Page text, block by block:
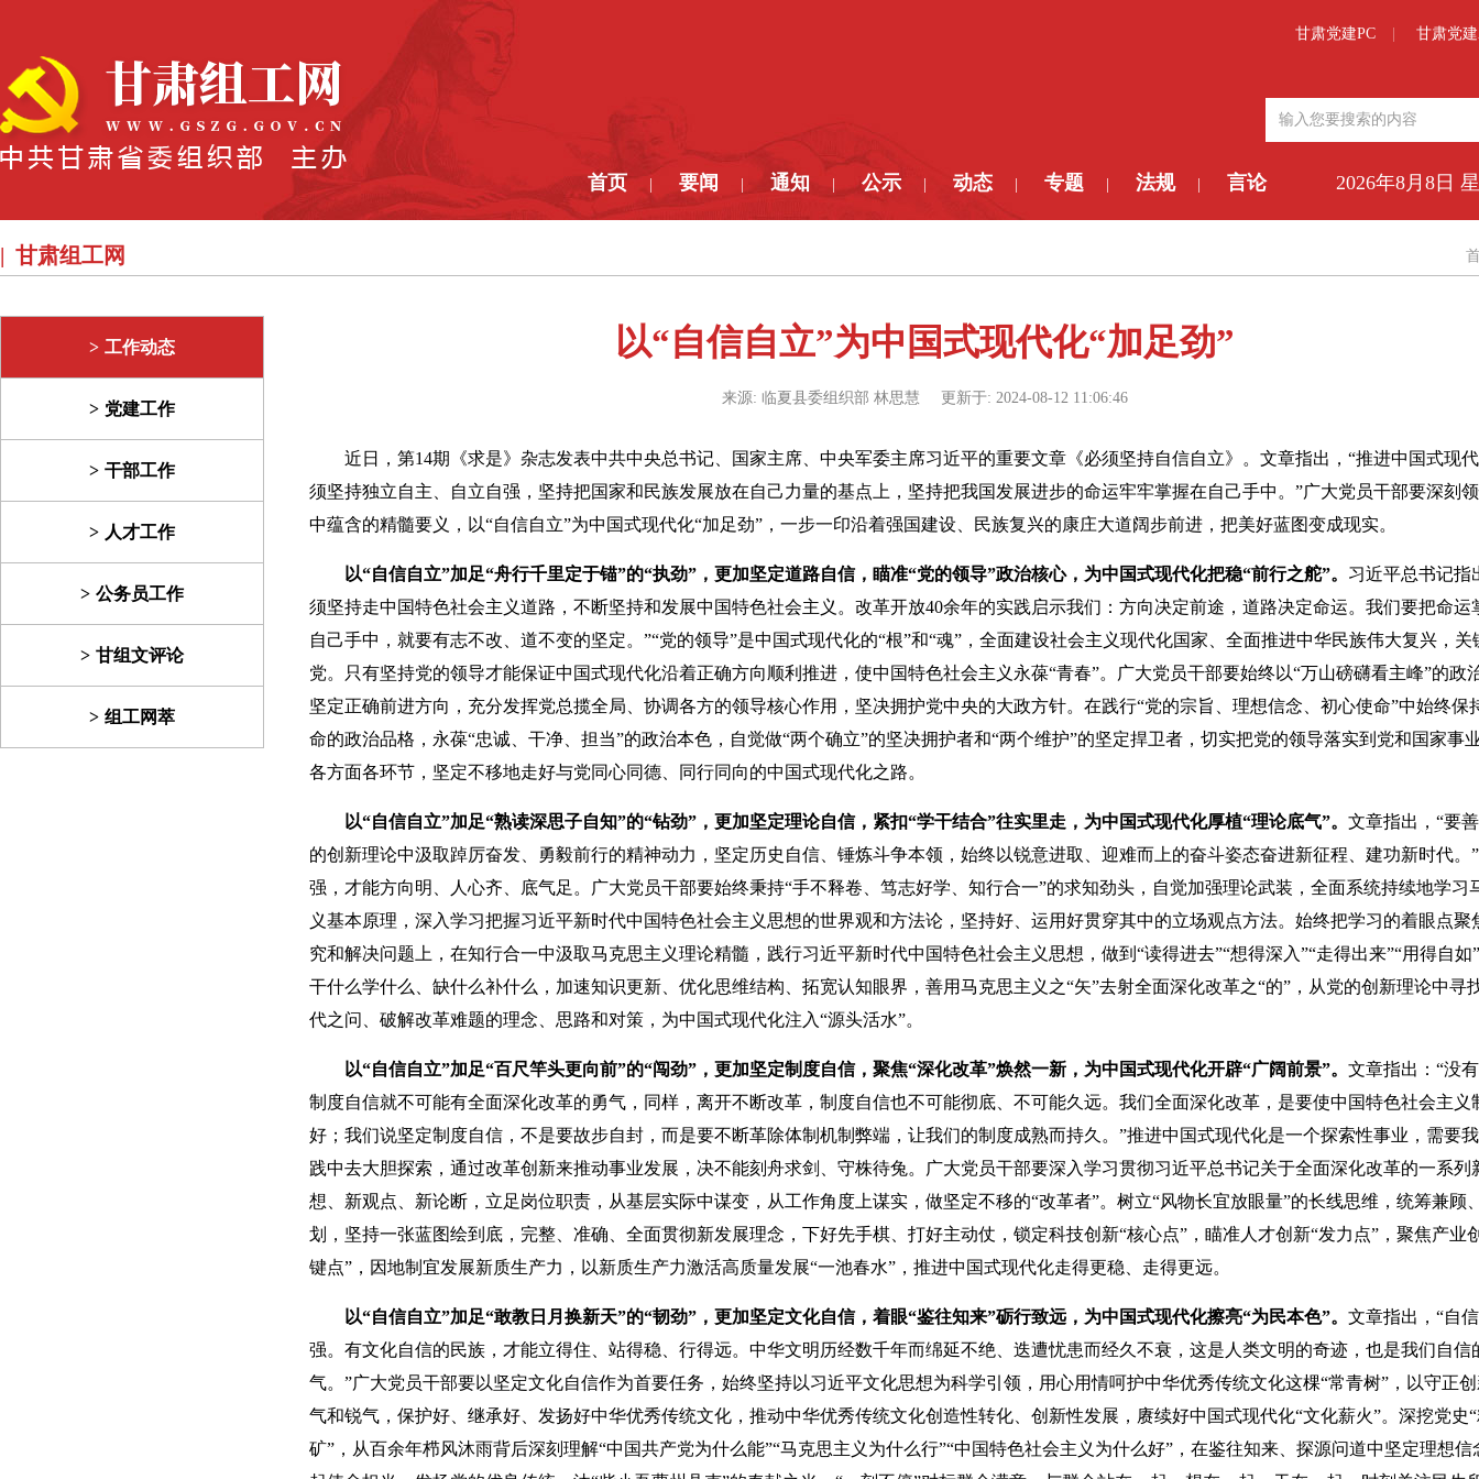
甘肃党建PC 甘肃党
首页 要闻 通知 公示 动态 专题 法规 言论 2026年8月8日
甘肃组工网
工作动态
党建工作
干部工作
人才工作
公务员工作
甘组文评论
组工网萃
以“自信自立”为中国式现代化“加足劲”
来源: 临夏县委组织部 林思慧 更新于: 2024-08-12 11:06:46
近日，第14期《求是》杂志发表中共中央总书记、国家主席、中央军委主席习近平的重要文章《必须坚持自信自立》。文章指出，“推进中国式现
须坚持独立自主、自立自强，坚持把国家和民族发展放在自己力量的基点上，坚持把我国发展进步的命运牢牢掌握在自己手中。”广大党员干部要深刻
中蕴含的精髓要义，以“自信自立”为中国式现代化“加足劲”，一步一印沿着强国建设、民族复兴的康庄大道阔步前进，把美好蓝图变成现实。
以“自信自立”加足“舟行千里定于锚”的“执劲”，更加坚定道路自信，瞄准“党的领导”政治核心，为中国式现代化把稳“前行之舵”。 习近平总书记指
须坚持走中国特色社会主义道路，不断坚持和发展中国特色社会主义。改革开放40余年的实践启示我们：方向决定前途，道路决定命运。我们要把命运
自己手中，就要有志不改、道不变的坚定。”“党的领导”是中国式现代化的“根”和“魂”，全面建设社会主义现代化国家、全面推进中华民族伟大复兴，关
党。只有坚持党的领导才能保证中国式现代化沿着正确方向顺利推进，使中国特色社会主义永葆“青春”。广大党员干部要始终以“万山磅礴看主峰”的政
坚定正确前进方向，充分发挥党总揽全局、协调各方的领导核心作用，坚决拥护党中央的大政方针。在践行“党的宗旨、理想信念、初心使命”中始终保
命的政治品格，永葆“忠诚、干净、担当”的政治本色，自觉做“两个确立”的坚决拥护者和“两个维护”的坚定捍卫者，切实把党的领导落实到党和国家事
各方面各环节，坚定不移地走好与党同心同德、同行同向的中国式现代化之路。
以“自信自立”加足“熟读深思子自知”的“钻劲”，更加坚定理论自信，紧扣“学干结合”往实里走，为中国式现代化厚植“理论底气”。 文章指出，“要
的创新理论中汲取踔厉奋发、勇毅前行的精神动力，坚定历史自信、锤炼斗争本领，始终以锐意进取、迎难而上的奋斗姿态奋进新征程、建功新时代。
强，才能方向明、人心齐、底气足。广大党员干部要始终秉持“手不释卷、笃志好学、知行合一”的求知劲头，自觉加强理论武装，全面系统持续地学习
义基本原理，深入学习把握习近平新时代中国特色社会主义思想的世界观和方法论，坚持好、运用好贯穿其中的立场观点方法。始终把学习的着眼点聚
究和解决问题上，在知行合一中汲取马克思主义理论精髓，践行习近平新时代中国特色社会主义思想，做到“读得进去”“想得深入”“走得出来”“用得自如
干什么学什么、缺什么补什么，加速知识更新、优化思维结构、拓宽认知眼界，善用马克思主义之“矢”去射全面深化改革之“的”，从党的创新理论中寻
代之问、破解改革难题的理念、思路和对策，为中国式现代化注入“源头活水”。
以“自信自立”加足“百尺竿头更向前”的“闯劲”，更加坚定制度自信，聚焦“深化改革”焕然一新，为中国式现代化开辟“广阔前景”。 文章指出：“没
制度自信就不可能有全面深化改革的勇气，同样，离开不断改革，制度自信也不可能彻底、不可能久远。我们全面深化改革，是要使中国特色社会主义
好；我们说坚定制度自信，不是要故步自封，而是要不断革除体制机制弊端，让我们的制度成熟而持久。”推进中国式现代化是一个探索性事业，需要
践中去大胆探索，通过改革创新来推动事业发展，决不能刻舟求剑、守株待兔。广大党员干部要深入学习贯彻习近平总书记关于全面深化改革的一系列
想、新观点、新论断，立足岗位职责，从基层实际中谋变，从工作角度上谋实，做坚定不移的“改革者”。树立“风物长宜放眼量”的长线思维，统筹兼顾
划，坚持一张蓝图绘到底，完整、准确、全面贯彻新发展理念，下好先手棋、打好主动仗，锁定科技创新“核心点”，瞄准人才创新“发力点”，聚焦产业
键点”，因地制宜发展新质生产力，以新质生产力激活高质量发展“一池春水”，推进中国式现代化走得更稳、走得更远。
以“自信自立”加足“敢教日月换新天”的“韧劲”，更加坚定文化自信，着眼“鉴往知来”砺行致远，为中国式现代化擦亮“为民本色”。 文章指出，“自
强。有文化自信的民族，才能立得住、站得稳、行得远。中华文明历经数千年而绵延不绝、迭遭忧患而经久不衰，这是人类文明的奇迹，也是我们自信
气。”广大党员干部要以坚定文化自信作为首要任务，始终坚持以习近平文化思想为科学引领，用心用情呵护中华优秀传统文化这棵“常青树”，以守正
气和锐气，保护好、继承好、发扬好中华优秀传统文化，推动中华优秀传统文化创造性转化、创新性发展，赓续好中国式现代化“文化薪火”。深挖党史
矿”，从百余年栉风沐雨背后深刻理解“中国共产党为什么能”“马克思主义为什么行”“中国特色社会主义为什么好”，在鉴往知来、探源问道中坚定理想信